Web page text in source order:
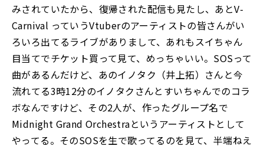
みされていたから、復帰された配信も見たし、あとV-
Carnival っていうVtuberのアーティストの皆さんがい
ろいろ出てるライブがありまして、あれもスイちゃん
目当てでチケット買って見て、めっちゃいい。SOSって
曲があるんだけど、あのイノタク（井上拓）さんと今
流れてる3時12分のイノタクさんとすいちゃんでのコラ
ボなんですけど、その2人が、作ったグループ名で
Midnight Grand Orchestraというアーティストとして
やってる。そのSOSを生で歌ってるのを見て、半端ねえ